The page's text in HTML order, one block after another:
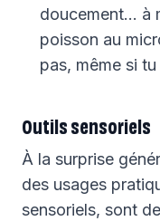
doucement… à
poisson au
pas, même si
Outils sensoriels
À la surprise
des usages
sensoriels, sont